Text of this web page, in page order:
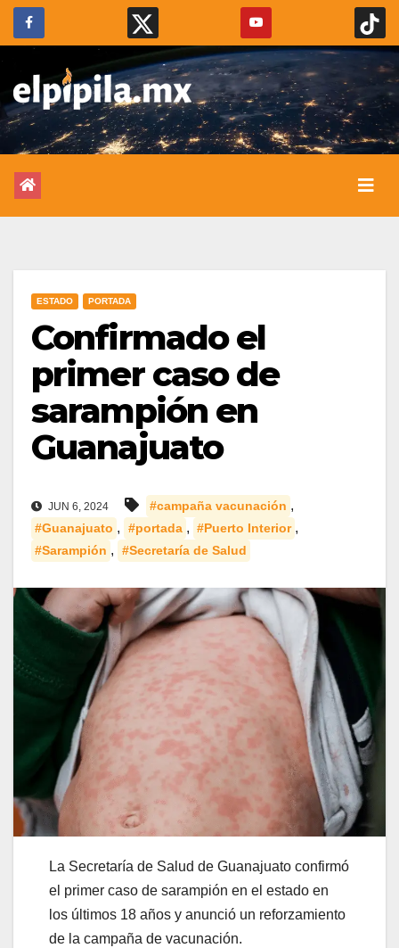
ESTADO PORTADA
Confirmado el
primer caso de
sarampión en
Guanajuato
JUN 6, 2024 #campaña vacunación ,
#Guanajuato , #portada , #Puerto Interior ,
#Sarampión , #Secretaría de Salud
La Secretaría de Salud de Guanajuato confirmó
el primer caso de sarampión en el estado en
los últimos 18 años y anunció un reforzamiento
de la campaña de vacunación.